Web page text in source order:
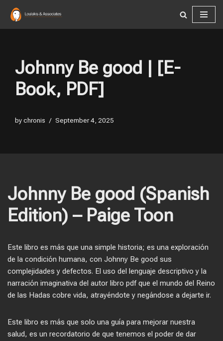
Skip
Johnny Be good | [E-
Book, PDF]
bychronis September 4, 2025
Johnny Be good (Spanish
Edition) – Paige Toon
Este libro es más que una simple historia; es una exploración
de la condición humana, con Johnny Be good sus
complejidades y defectos. El uso del lenguaje descriptivo y la
narración imaginativa del autor libro pdf que el mundo del Reino
de las Hadas cobre vida, atrayéndote y negándose a dejarte ir.
Este libro es más que solo una guía para mejorar nuestra
salud, es un recordatorio de que tenemos el poder de dar